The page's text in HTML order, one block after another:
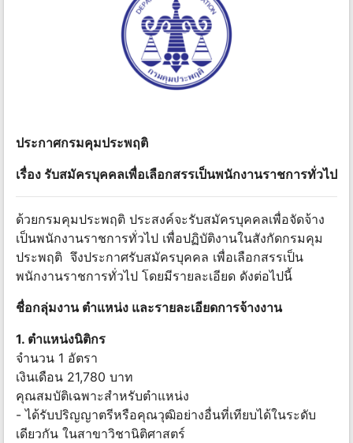
ประกาศกรมคุมประพฤติ
เรื่อง รับสมัครบุคคลเพื่อเลือกสรรเป็นพนักงานราชการทั่วไป
ด้วยกรมคุมประพฤติ ประสงค์จะรับสมัครบุคคลเพื่อจัดจ้าง
เป็นพนักงานราชการทั่วไป เพื่อปฏิบัติงานในสังกัดกรมคุม
ประพฤติ จึงประกาศรับสมัครบุคคล เพื่อเลือกสรรเป็น
พนักงานราชการทั่วไป โดยมีรายละเอียด ดังต่อไปนี้
ชื่อกลุ่มงาน ตำแหน่ง และรายละเอียดการจ้างงาน
1. ตำแหน่งนิติกร
จำนวน 1 อัตรา
เงินเดือน 21,780 บาท
คุณสมบัติเฉพาะสำหรับตำแหน่ง
- ได้รับปริญญาตรีหรือคุณวุฒิอย่างอื่นที่เทียบได้ในระดับ
เดียวกัน ในสาขาวิชานิติศาสตร์